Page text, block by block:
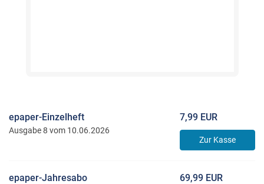
epaper-Einzelheft
Ausgabe 8 vom 10.06.2026
7,99 EUR
Zur Kasse
epaper-Jahresabo 69,99 EUR